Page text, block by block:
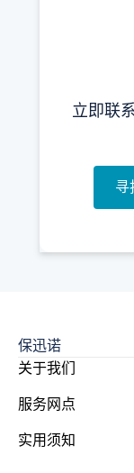
立即联
寻
保迅诺
关于我们
服务网点
实用须知